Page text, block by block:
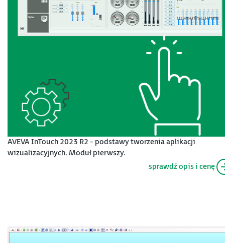
AVEVA InTouch 2023 R2 - podstawy tworzenia aplikacji
wizualizacyjnych. Moduł pierwszy.
sprawdź opis i cenę